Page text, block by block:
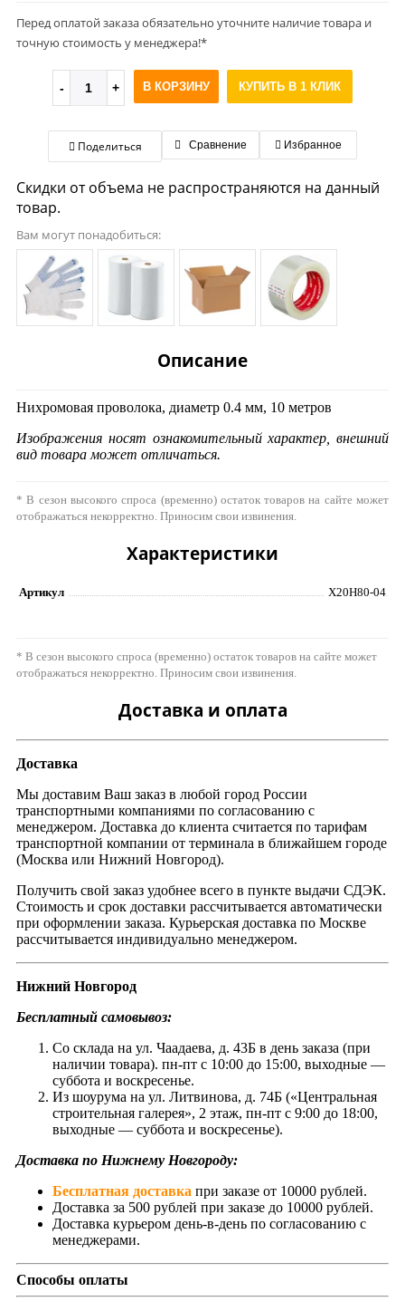
Перед оплатой заказа обязательно уточните наличие товара и
точную стоимость у менеджера!*
В КОРЗИНУ КУПИТЬ В 1 КЛИК
Поделиться Сравнение Избранное
Скидки от объема не распространяются на данный
товар.
Вам могут понадобиться:
Описание
Нихромовая проволока, диаметр 0.4 мм, 10 метров
Изображения носят ознакомительный характер, внешний
вид товара может отличаться.
* В сезон высокого спроса (временно) остаток товаров на сайте может
отображаться некорректно. Приносим свои извинения.
Характеристики
Артикул Х20Н80-04
* В сезон высокого спроса (временно) остаток товаров на сайте может
отображаться некорректно. Приносим свои извинения.
Доставка и оплата
Доставка
Мы доставим Ваш заказ в любой город России
транспортными компаниями по согласованию с
менеджером. Доставка до клиента считается по тарифам
транспортной компании от терминала в ближайшем городе
(Москва или Нижний Новгород).
Получить свой заказ удобнее всего в пункте выдачи СДЭК.
Стоимость и срок доставки рассчитывается автоматически
при оформлении заказа. Курьерская доставка по Москве
рассчитывается индивидуально менеджером.
Нижний Новгород
Бесплатный самовывоз:
Со склада на ул. Чаадаева, д. 43Б в день заказа (при
наличии товара). пн-пт с 10:00 до 15:00, выходные —
суббота и воскресенье.
Из шоурума на ул. Литвинова, д. 74Б («Центральная
строительная галерея», 2 этаж, пн-пт с 9:00 до 18:00,
выходные — суббота и воскресенье).
Доставка по Нижнему Новгороду:
Бесплатная доставка при заказе от 10000 рублей.
Доставка за 500 рублей при заказе до 10000 рублей.
Доставка курьером день-в-день по согласованию с
менеджерами.
Способы оплаты